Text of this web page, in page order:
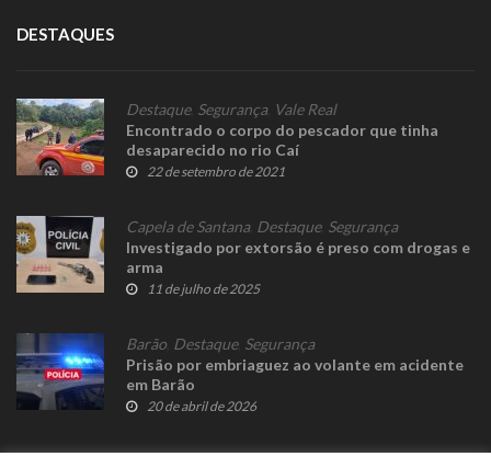
DESTAQUES
Destaque, Segurança, Vale Real
Encontrado o corpo do pescador que tinha
desaparecido no rio Caí
22 de setembro de 2021
Capela de Santana, Destaque, Segurança
Investigado por extorsão é preso com drogas e
arma
11 de julho de 2025
Barão Destaque, Segurança
Prisão por embriaguez ao volante em acidente
em Barão
20 de abril de 2026